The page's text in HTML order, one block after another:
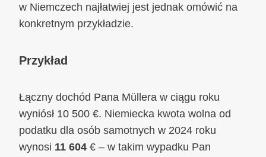
w Niemczech najłatwiej jest jednak omówić na
konkretnym przykładzie.
Przykład
Łączny dochód Pana Müllera w ciągu roku
wyniósł 10 500 €. Niemiecka kwota wolna od
podatku dla osób samotnych w 2024 roku
wynosi 11 604 € – w takim wypadku Pan